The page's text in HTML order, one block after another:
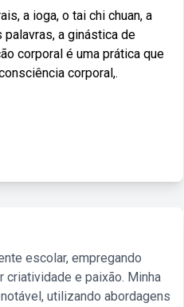
a ioga, o tai chi chuan, a
a ginástica de
corporal é uma prática que
corporal,.
escolar, empregando
e paixão. Minha
utilizando abordagens